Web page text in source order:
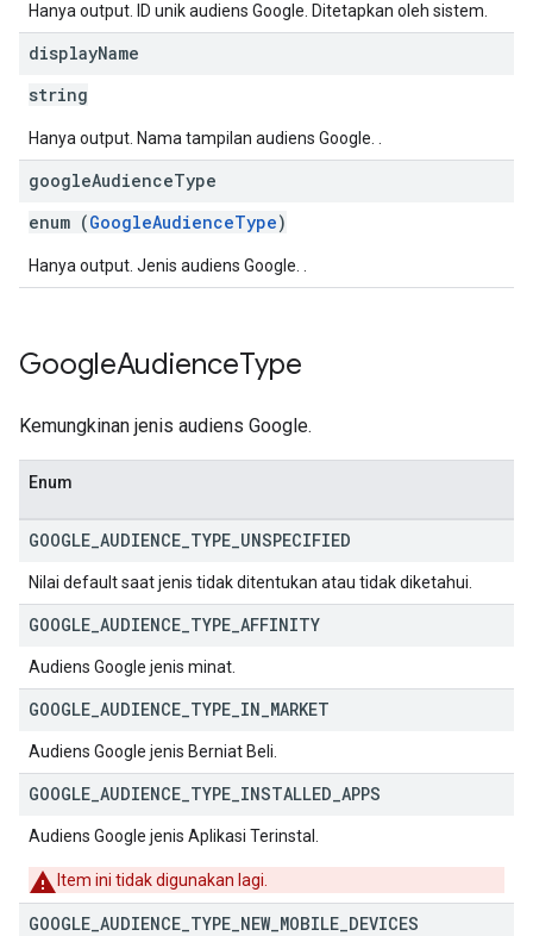
Hanya output. ID unik audiens Google. Ditetapkan oleh sistem.
displayName
string
Hanya output. Nama tampilan audiens Google. .
googleAudienceType
enum (GoogleAudienceType)
Hanya output. Jenis audiens Google. .
GoogleAudienceType
Kemungkinan jenis audiens Google.
Enum
GOOGLE AUDIENCE TYPE UNSPECIFIED
Nilai default saat jenis tidak ditentukan atau tidak diketahui.
GOOGLE AUDIENCE TYPE AFFINITY
Audiens Google jenis minat.
GOOGLE AUDIENCE TYPE IN MARKET
Audiens Google jenis Berniat Beli.
GOOGLE AUDIENCE TYPE INSTALLED APPS
Audiens Google jenis Aplikasi Terinstal.
Item ini tidak digunakan lagi.
GOOGLE AUDIENCE TYPE NEW_ MOBILE DEVICES